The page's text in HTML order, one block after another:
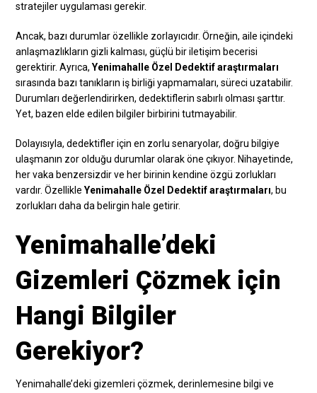
stratejiler uygulaması gerekir.
Ancak, bazı durumlar özellikle zorlayıcıdır. Örneğin, aile içindeki
anlaşmazlıkların gizli kalması, güçlü bir iletişim becerisi
gerektirir. Ayrıca,Yenimahalle Özel Dedektif araştırmaları
sırasında bazı tanıkların iş birliği yapmamaları, süreci uzatabilir.
Durumları değerlendirirken, dedektiflerin sabırlı olması şarttır.
Yet, bazen elde edilen bilgiler birbirini tutmayabilir.
Dolayısıyla, dedektifler için en zorlu senaryolar, doğru bilgiye
ulaşmanın zor olduğu durumlar olarak öne çıkıyor. Nihayetinde,
her vaka benzersizdir ve her birinin kendine özgü zorlukları
vardır. ÖzellikleYenimahalle Özel Dedektif araştırmaları, bu
zorlukları daha da belirgin hale getirir.
Yenimahalle’deki
Gizemleri Çözmek için
Hangi Bilgiler
Gerekiyor?
Yenimahalle’deki gizemleri çözmek, derinlemesine bilgi ve